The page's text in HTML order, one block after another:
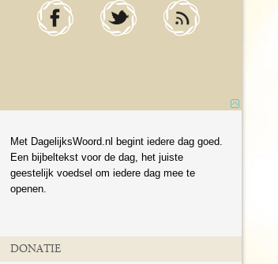
Met DagelijksWoord.nl begint iedere dag goed.
Een bijbeltekst voor de dag, het juiste
geestelijk voedsel om iedere dag mee te
openen.
DONATIE